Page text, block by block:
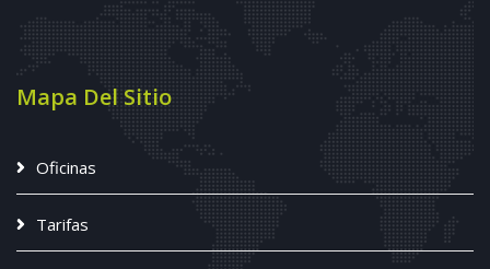
Mapa Del Sitio
Oficinas
Tarifas